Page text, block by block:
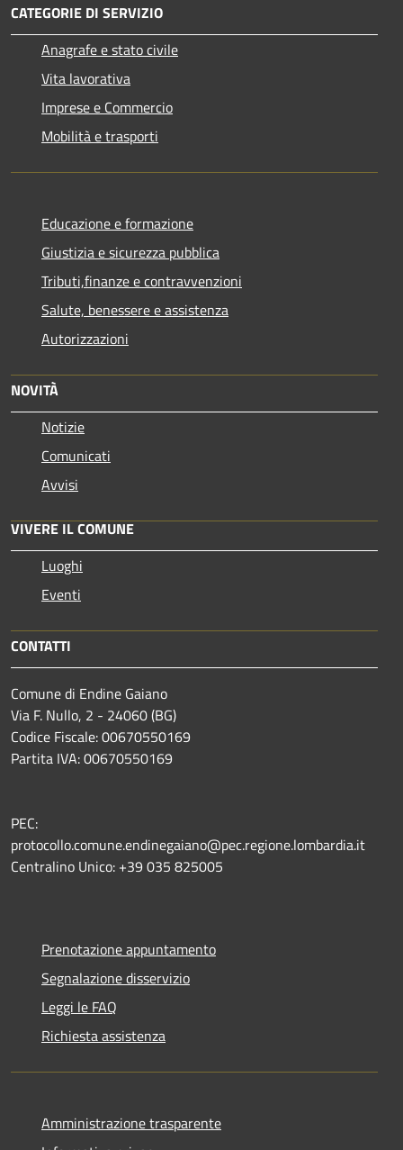
CATEGORIE DI SERVIZIO
Anagrafe e stato civile
Vita lavorativa
Imprese e Commercio
Mobilità e trasporti
Educazione e formazione
Giustizia e sicurezza pubblica
Tributi,finanze e contravvenzioni
Salute, benessere e assistenza
Autorizzazioni
NOVITÀ
Notizie
Comunicati
Avvisi
VIVERE IL COMUNE
Luoghi
Eventi
CONTATTI
Comune di Endine Gaiano
Via F. Nullo, 2 - 24060 (BG)
Codice Fiscale: 00670550169
Partita IVA: 00670550169
PEC:
protocollo.comune.endinegaiano@pec.regione.lombardia.it
Centralino Unico: +39 035 825005
Prenotazione appuntamento
Segnalazione disservizio
Leggi le FAQ
Richiesta assistenza
Amministrazione trasparente